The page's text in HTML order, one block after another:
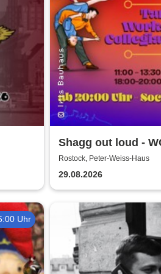
Shagg out loud -
+ Social Dance |
Haus Rostock
Rostock, Peter-Weiss-Haus
29.08.2026
Uhr